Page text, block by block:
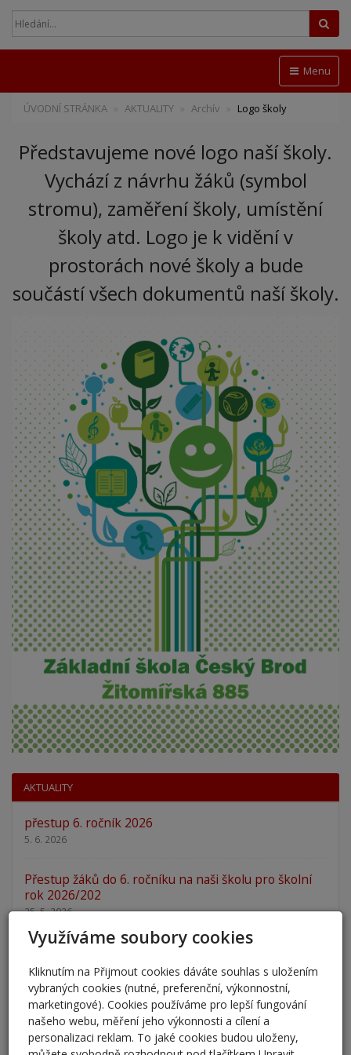
Menu
ÚVODNÍ STRÁNKA AKTUALITY Archív Logo školy
Představujeme nové logo naší školy.
Vychází z návrhu žáků (symbol
stromu), zaměření školy, umístění
školy atd. Logo je k vidění v
prostorách nové školy a bude
součástí všech dokumentů naší školy.
AKTUALITY
přestup 6. ročník 2026
5. 6. 2026
Přestup žáků do 6. ročníku na naši školu pro školní
rok 2026/202
25. 5. 2026
Odlišná organizace školního roku 2025/2026
27. 2. 2026
Zápis 2026 - výsledky
23. 2. 2026
Využíváme soubory cookies
Kliknutím na Přijmout cookies dáváte souhlas s uložením
vybraných cookies (nutné, preferenční, výkonnostní,
marketingové). Cookies používáme pro lepší fungování
našeho webu, měření jeho výkonnosti a cílení a
personalizaci reklam. To jaké cookies budou uloženy,